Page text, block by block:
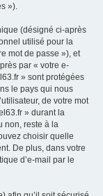
»).
(désigné ci-après
utilisé pour la
mot de passe »), et
par « votre e-
» sont protégées
le pays qui nous
de votre mot
» durant la
non, reste à la
choisir quelle
De plus, dans votre
d’e-mail par le